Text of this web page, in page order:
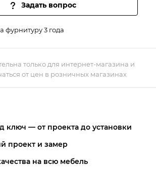
ключ — от проекта до установки
проект и замер
на всю мебель
только для интернет-магазина и
от цен в розничных магазинах
Задать вопрос
фурнитуру 3 года